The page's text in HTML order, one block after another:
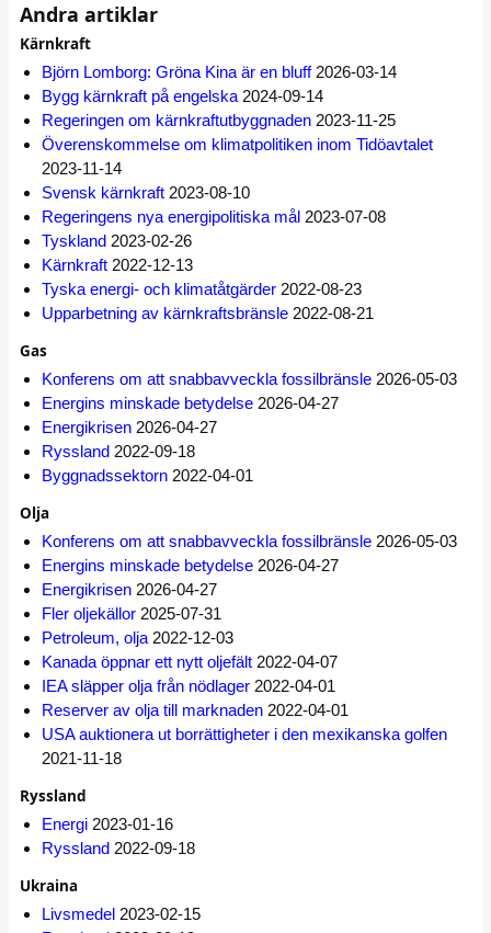
Andra artiklar
Kärnkraft
Björn Lomborg: Gröna Kina är en bluff 2026-03-14
Bygg kärnkraft på engelska 2024-09-14
Regeringen om kärnkraftutbyggnaden 2023-11-25
Överenskommelse om klimatpolitiken inom Tidöavtalet
2023-11-14
Svensk kärnkraft 2023-08-10
Regeringens nya energipolitiska mål 2023-07-08
Tyskland 2023-02-26
Kärnkraft 2022-12-13
Tyska energi- och klimatåtgärder 2022-08-23
Upparbetning av kärnkraftsbränsle 2022-08-21
Gas
Konferens om att snabbavveckla fossilbränsle 2026-05-03
Energins minskade betydelse 2026-04-27
Energikrisen 2026-04-27
Ryssland 2022-09-18
Byggnadssektorn 2022-04-01
Olja
Konferens om att snabbavveckla fossilbränsle 2026-05-03
Energins minskade betydelse 2026-04-27
Energikrisen 2026-04-27
Fler oljekällor 2025-07-31
Petroleum, olja 2022-12-03
Kanada öppnar ett nytt oljefält 2022-04-07
IEA släpper olja från nödlager 2022-04-01
Reserver av olja till marknaden 2022-04-01
USA auktionera ut borrättigheter i den mexikanska golfen
2021-11-18
Ryssland
Energi 2023-01-16
Ryssland 2022-09-18
Ukraina
Livsmedel 2023-02-15